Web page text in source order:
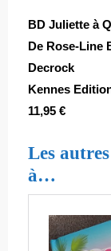
BD Juliette à
De Rose-Line
Decrock
Kennes
11,95 €
Les
à…